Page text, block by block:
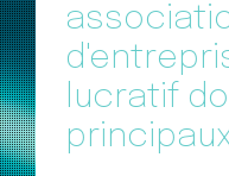
lucratif